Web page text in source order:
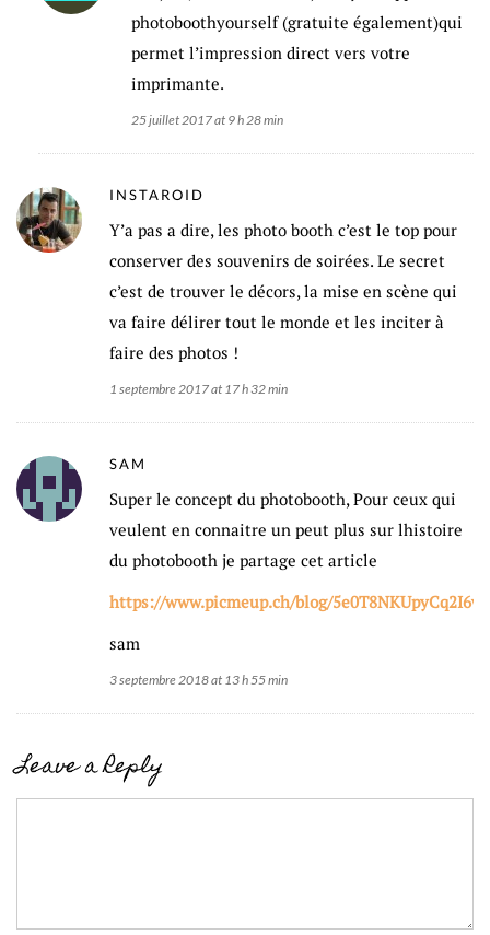
photoboothyourself (gratuite également)qui
permet l’impression direct vers votre
imprimante.
25 juillet 2017 at 9 h 28 min
INSTAROID
Y’a pas a dire, les photo booth c’est le top pour
conserver des souvenirs de soirées. Le secret
c’est de trouver le décors, la mise en scène qui
va faire délirer tout le monde et les inciter à
faire des photos !
1 septembre 2017 at 17 h 32 min
SAM
Super le concept du photobooth, Pour ceux qui
veulent en connaitre un peut plus sur lhistoire
du photobooth je partage cet article
https://www.picmeup.ch/blog/
sam
3 septembre 2018 at 13 h 55 min
Leave a Reply